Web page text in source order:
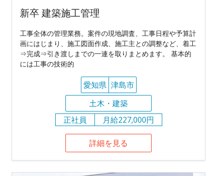
新卒 建築施工管理
工事全体の管理業務。案件の現地調査、工事日程や予算計
画にはじまり、施工図面作成、施工主との調整など、着工
⇒完成⇒引き渡しまでの一連を取りまとめます。 基本的
には工事の技術的
愛知県 津島市
土木・建築
正社員
月給227,000円
詳細を見る